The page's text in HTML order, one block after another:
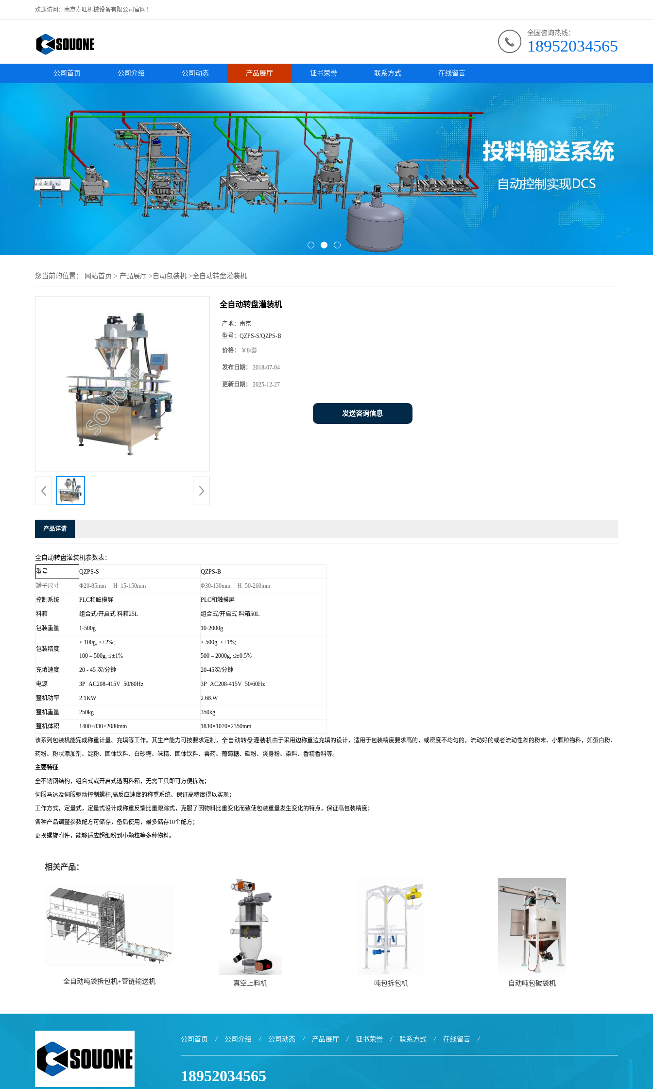
欢迎访问：南京寿旺机械设备有限公司官网！
全国咨询热线：
18952034565
公司首页 公司介绍 公司动态 产品展厅 证书荣誉 联系方式 在线留言
您当前的位置： 网站首页 > 产品展厅 > 自动包装机 >全自动转盘灌装机
全自动转盘灌装机
产地： 南京
型号： QZPS-S/QZPS-B
价格： ￥8/套
发布日期： 2018-07-04
更新日期： 2025-12-27
发送咨询信息
产品详请
全自动转盘灌装机参数表：
型号 QZPS-S QZPS-B
罐子尺寸 Φ20-85mm H 15-150mm Φ30-130mm H 50-260mm
控制系统 PLC和触摸屏 PLC和触摸屏
料箱 组合式/开启式 料箱25L 组合式/开启式 料箱50L
包装重量 1-500g 10-2000g
包装精度
≤ 100g, ≤±2%;
100 – 500g, ≤±1%
≤ 500g, ≤±1%;
500 – 2000g, ≤±0.5%
充填速度 20 - 45 次/分钟 20-45次/分钟
电源 3P AC208-415V 50/60Hz 3P AC208-415V 50/60Hz
整机功率 2.1KW 2.6KW
整机重量 250kg 350kg
整机体积 1400×830×2080mm 1830×1070×2350mm
该系列包装机能完成称重计量、充填等工作。 其生产能力可按要求定制， 全自动转盘灌装机由于采用边称重边充填的设计，适用于包装精度要求高的，或密度不均匀的，流动好的或者流动性差的粉末、小颗粒物料，如蛋白粉、
药粉、粉状添加剂、淀粉、固体饮料、白砂糖、味精、固体饮料、兽药、葡萄糖、碳粉、爽身粉、染料、香精香料等。
主要特征
全不锈钢结构，组合式或开启式透明料箱，无需工具即可方便拆洗；
伺服马达及伺服驱动控制螺杆,高反应速度的称重系统、保证高精度得以实现；
工作方式，定量式，定量式设计成称重反馈比重跟踪式，克服了因物料比重变化而致使包装重量发生变化的特点，保证高包装精度；
各种产品调整参数配方可储存，备后使用，最多储存10个配方；
更换螺旋附件，能够适应超细粉到小颗粒等多种物料。
相关产品：
全自动吨袋拆包机+管链输送机 真空上料机 吨包拆包机 自动吨包破袋机
公司首页 / 公司介绍 / 公司动态 / 产品展厅 / 证书荣誉 / 联系方式 / 在线留言 /
18952034565